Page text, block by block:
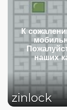
К
наших
zinlock